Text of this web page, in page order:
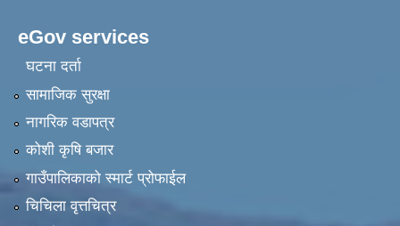
eGov services
घटना दर्ता
सामाजिक सुरक्षा
नागरिक वडापत्र
कोशी कृषि बजार
गाउँपालिकाको स्मार्ट प्रोफाईल
चिचिला वृत्तचित्र